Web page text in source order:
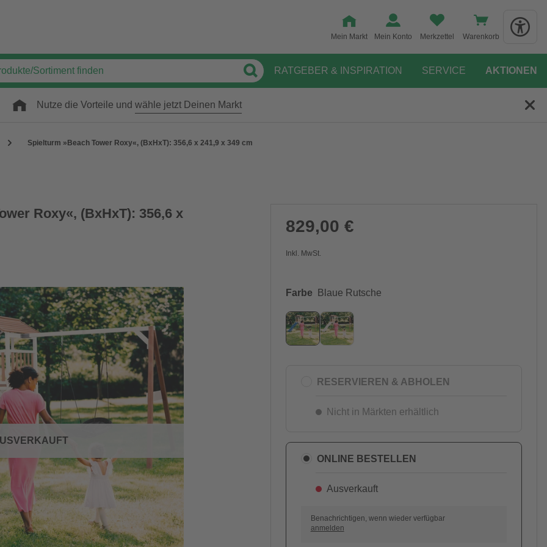
Mein Markt Mein Konto Merkzettel Warenkorb
RATGEBER & INSPIRATION SERVICE AKTIONEN
Nutze die Vorteile und wähle jetzt Deinen Markt
Spielturm »Beach Tower Roxy«, (BxHxT): 356,6 x 241,9 x 349 cm
Roxy«, (BxHxT): 356,6 x
AUSVERKAUFT
829,00 €
Inkl. MwSt.
Farbe Blaue Rutsche
RESERVIEREN & ABHOLEN
Nicht in Märkten erhältlich
ONLINE BESTELLEN
Ausverkauft
Benachrichtigen, wenn wieder verfügbar
anmelden